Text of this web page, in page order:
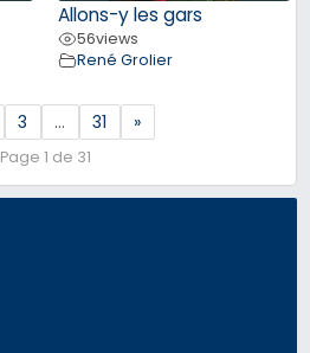
Allons-y les gars
56views
René Grolier
3 … 31 »
Page 1 de 31